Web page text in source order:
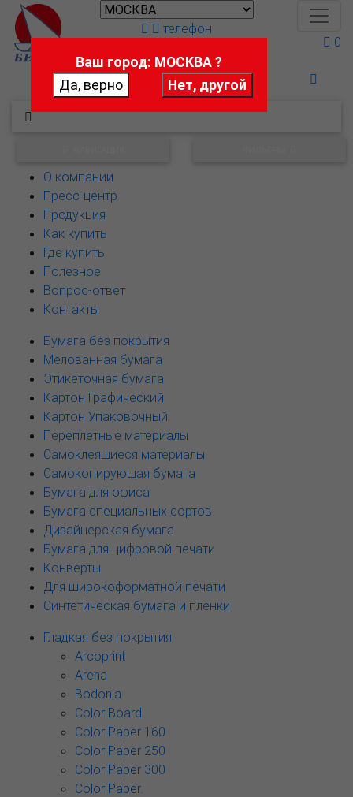
Поможем выбрать
телефон
0
О компании
Пресс-центр
Продукция
Как купить
Где купить
Полезное
Вопрос-ответ
Контакты
Бумага без покрытия
Мелованная бумага
Этикеточная бумага
Картон Графический
Картон Упаковочный
Переплетные материалы
Самоклеящиеся материалы
Самокопирующая бумага
Бумага для офиса
Бумага специальных сортов
Дизайнерская бумага
Бумага для цифровой печати
Конверты
Для широкоформатной печати
Синтетическая бумага и пленки
Гладкая без покрытия
Arcoprint
Arena
Bodonia
Color Board
Color Paper 160
Color Paper 250
Color Paper 300
Color Paper.
Ваш город: МОСКВА ?